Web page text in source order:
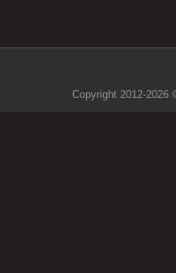
Copyright 2012-